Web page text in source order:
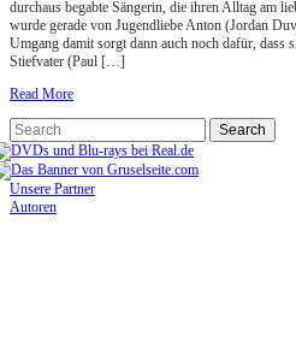
durchaus begabte Sängerin, die ihren Alltag am
wurde gerade von Jugendliebe Anton (Jordan
Umgang damit sorgt dann auch noch dafür, dass
Stiefvater (Paul […]
Read More
Unsere Partner
Autoren